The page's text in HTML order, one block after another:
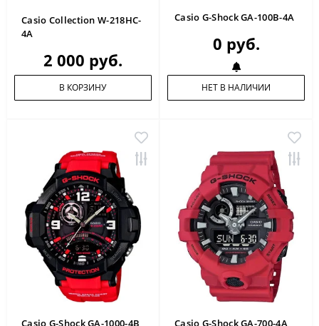
Casio Collection W-218HC-
4A
2 000 руб.
В КОРЗИНУ
Casio G-Shock GA-100B-4A
0 руб.
НЕТ В НАЛИЧИИ
Casio G-Shock GA-1000-4B Casio G-Shock GA-700-4A